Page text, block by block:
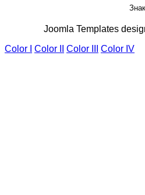
Joomla Templates
Color I
Color II Color III Color IV